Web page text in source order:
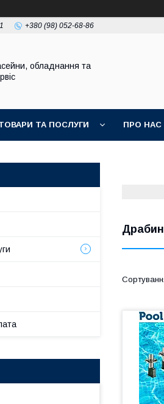
+380 (98) 052-68-86
обладнання та
ТА ПОСЛУГИ ПРО НАС